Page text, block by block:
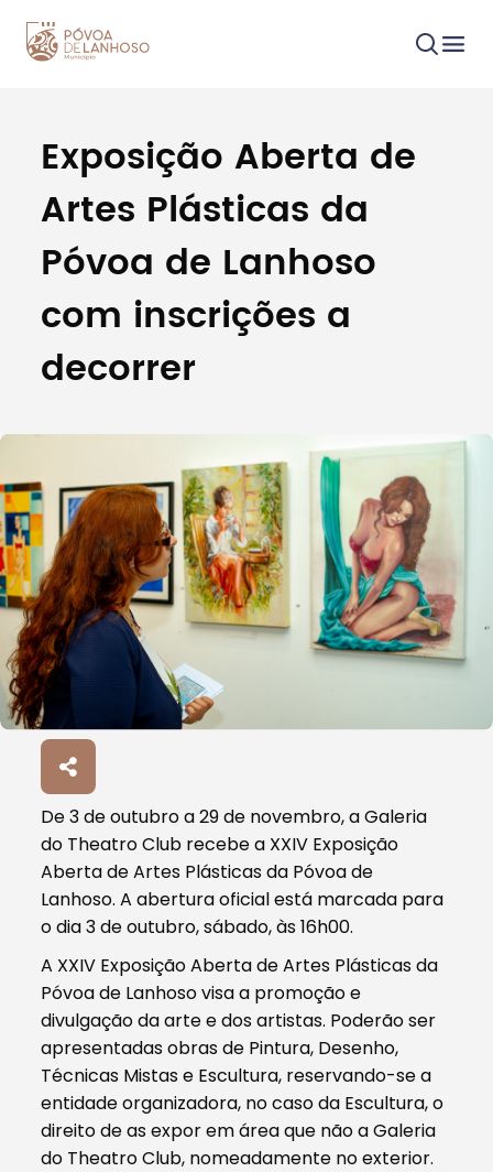
Procurar
Tipo de conteúdo
Filtros
Exposição Aberta de
Artes Plásticas da
Póvoa de Lanhoso
com inscrições a
decorrer
De 3 de outubro a 29 de novembro, a Galeria
do Theatro Club recebe a XXIV Exposição
Aberta de Artes Plásticas da Póvoa de
Lanhoso. A abertura oficial está marcada para
o dia 3 de outubro, sábado, às 16h00.
A XXIV Exposição Aberta de Artes Plásticas da
Póvoa de Lanhoso visa a promoção e
divulgação da arte e dos artistas. Poderão ser
apresentadas obras de Pintura, Desenho,
Técnicas Mistas e Escultura, reservando-se a
entidade organizadora, no caso da Escultura, o
direito de as expor em área que não a Galeria
do Theatro Club, nomeadamente no exterior.